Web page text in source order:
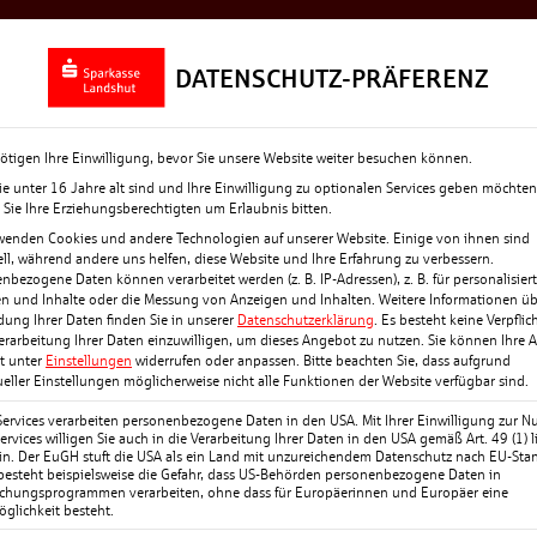
WO LIEGT
wenn es online
beim Blick auf die
DATENSCHUTZ-PRÄFERENZ
Ihre Einwilligung, bevor Sie unsere Website weiter besuchen können.
unter 16 Jahre alt sind und Ihre Einwilligung zu optionalen Services geben
Sie Ihre Erziehungsberechtigten um Erlaubnis bitten.
Cookies und andere Technologien auf unserer Website. Einige von ihnen sind
während andere uns helfen, diese Website und Ihre Erfahrung zu verbessern.
Daten können verarbeitet werden (z. B. IP-Adressen), z. B. für
und Inhalte oder die Messung von Anzeigen und Inhalten. Weitere Informationen
Ihrer Daten finden Sie in unserer Datenschutzerklärung. Es besteht keine
Ihrer Daten einzuwilligen, um dieses Angebot zu nutzen. Sie können Ihre
unter Einstellungen widerrufen oder anpassen. Bitte beachten Sie, dass aufgrund
Einstellungen möglicherweise nicht alle Funktionen der Website verfügbar sind.
verarbeiten personenbezogene Daten in den USA. Mit Ihrer Einwilligung zur
willigen Sie auch in die Verarbeitung Ihrer Daten in den USA gemäß Art. 49 (1)
Der EuGH stuft die USA als ein Land mit unzureichendem Datenschutz nach EU-
beispielsweise die Gefahr, dass US-Behörden personenbezogene Daten in
verarbeiten, ohne dass für Europäerinnen und Europäer eine
besteht.